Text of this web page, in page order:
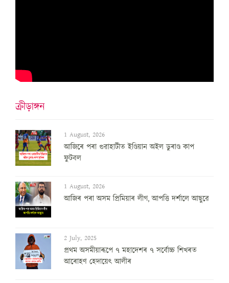
ক্ৰীড়াঙ্গন
1 August, 2026
আজিৰে পৰা গুৱাহাটীত ইণ্ডিয়ান অইল ডুৰাণ্ড কাপ
ফুটবল
1 August, 2026
আজিৰ পৰা অসম প্ৰিমিয়াৰ লীগ, আপত্তি দৰ্শালে আছুৱে
2 July, 2025
প্ৰথম অসমীয়াৰূপে ৭ মহাদেশৰ ৭ সৰ্বোচ্চ শিখৰত
আৰোহণ হেদায়েৎ আলীৰ